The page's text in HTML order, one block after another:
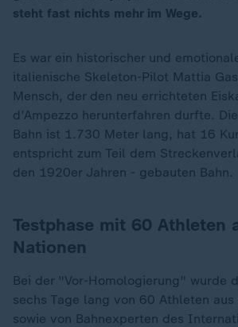
steht fast nichts mehr im Wege.
Es war ein historischer und
italienische Skeleton-Pilot Mattia
Mensch, der den neu errichteten
d’Ampezzo herunterfahren durfte.
Bahn ist 1.730 Meter lang, hat 16
entspricht zum Teil dem
den 1920er Jahren - gebauten Bahn.
Testphase mit 60 Athleten
Nationen
Bei der "Vor-Homologierung" wurde
sechs Tage lang von 60 Athleten
sowie von Bahnexperten des